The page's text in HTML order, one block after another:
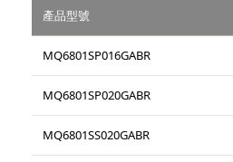
產品型號
MQ6801SP016GABR
MQ6801SP020GABR
MQ6801SS020GABR